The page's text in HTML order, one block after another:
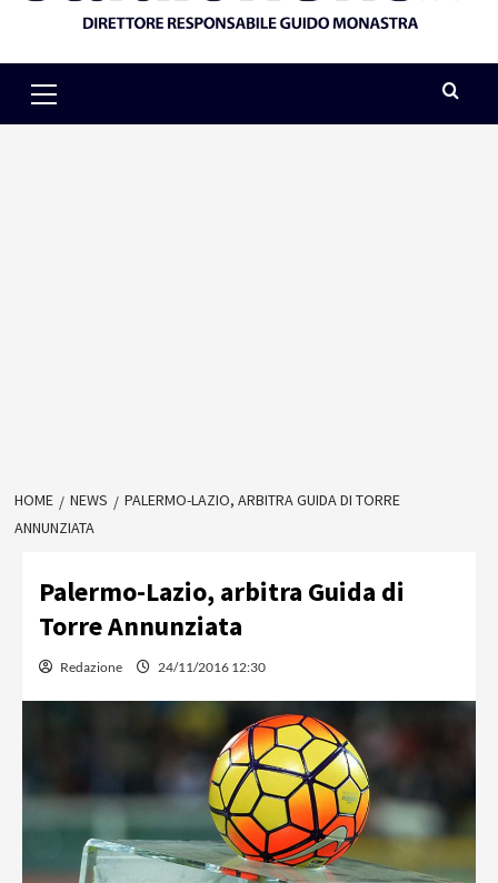
Menu
HOME NEWS
PALERMO-LAZIO, ARBITRA GUIDA DI TORRE
ANNUNZIATA
Palermo-Lazio, arbitra Guida di
Torre Annunziata
Redazione 24/11/2016 12:30